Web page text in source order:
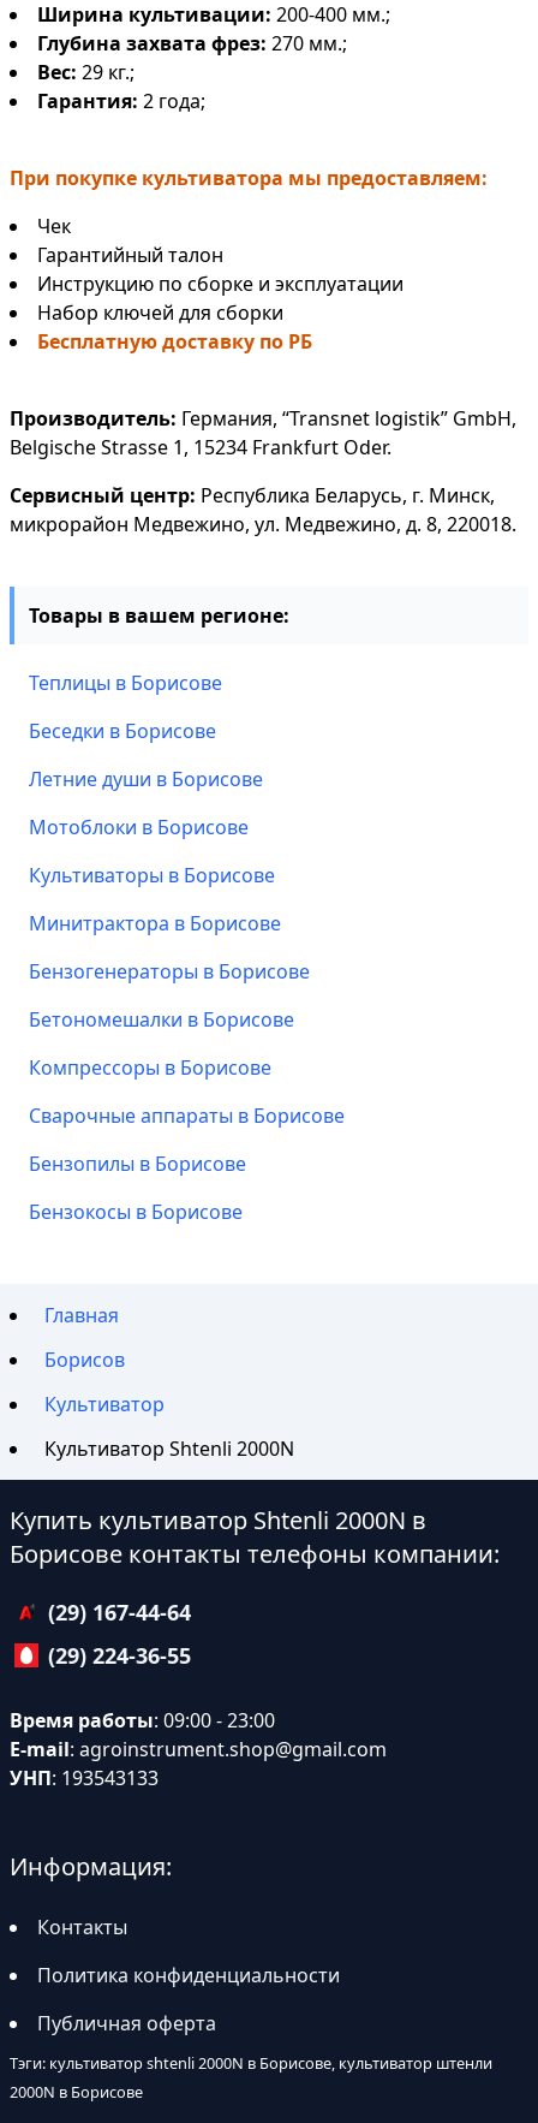
Ширина культивации: 200-400 мм.;
Глубина захвата фрез: 270 мм.;
Вес: 29 кг.;
Гарантия: 2 года;
При покупке культиватора мы предоставляем:
Чек
Гарантийный талон
Инструкцию по сборке и эксплуатации
Набор ключей для сборки
Бесплатную доставку по РБ
Производитель: Германия, “Transnet logistik” GmbH,
Belgische Strasse 1, 15234 Frankfurt Oder.
Сервисный центр: Республика Беларусь, г. Минск,
микрорайон Медвежино, ул. Медвежино, д. 8, 220018.
Товары в вашем регионе:
Теплицы в Борисове
Беседки в Борисове
Летние души в Борисове
Мотоблоки в Борисове
Культиваторы в Борисове
Минитрактора в Борисове
Бензогенераторы в Борисове
Бетономешалки в Борисове
Компрессоры в Борисове
Сварочные аппараты в Борисове
Бензопилы в Борисове
Бензокосы в Борисове
Главная
Борисов
Культиватор
Культиватор Shtenli 2000N
Купить культиватор Shtenli 2000N в
Борисове контакты телефоны компании:
(29) 167-44-64
(29) 224-36-55
Время работы: 09:00 - 23:00
E-mail: agroinstrument.shop@gmail.com
УНП: 193543133
Информация:
Контакты
Политика конфиденциальности
Публичная оферта
Тэги: культиватор shtenli 2000N в Борисове, культиватор штенли
2000N в Борисове